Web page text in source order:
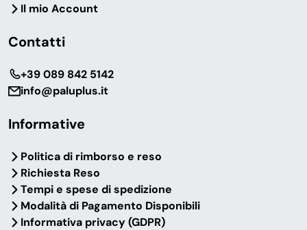
Il mio Account
Contatti
‎+39 089 842 5142
info@paluplus.it
Informative
Politica di rimborso e reso
Richiesta Reso
Tempi e spese di spedizione
Modalità di Pagamento Disponibili
Informativa privacy (GDPR)